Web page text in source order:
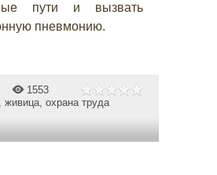
пути и вызвать
пневмонию.
1553
, живица, охрана труда